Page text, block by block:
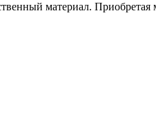
материал. Приобретая